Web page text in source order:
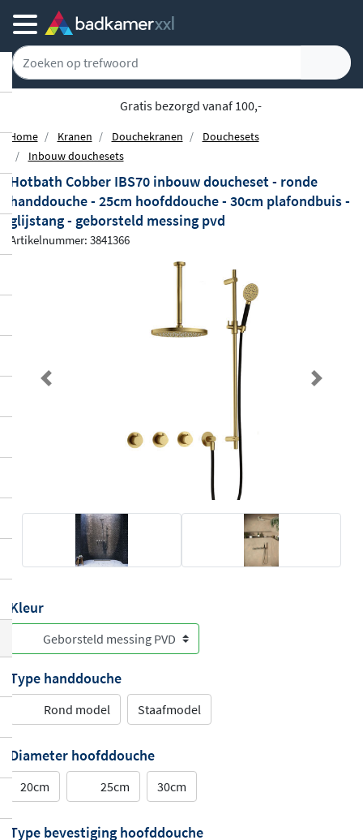
Gratis bezorgd vanaf 100,-
Home Kranen Douchekranen
Douchesets
Inbouw douchesets
Hotbath Cobber IBS70 inbouw doucheset - ronde
handdouche - 25cm hoofddouche - 30cm plafondbuis -
glijstang - geborsteld messing pvd
Artikelnummer: 3841366
Previous Next
Kleur
Type handdouche
Rond model Staafmodel
Diameter hoofddouche
20cm 25cm 30cm
Type bevestiging hoofddouche